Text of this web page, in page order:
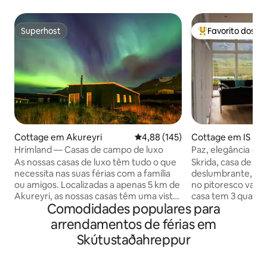
Superhost
Superhost
Cottage em Akureyri Classificação média de 4,88 em
4,88 (145)
Hrímland — Casas de campo de luxo
As nossas casas de luxo têm tudo o que
necessita nas suas férias com a família
ou amigos. Localizadas a apenas 5 km de
Akureyri, as nossas casas têm uma vista
fantástica sobre a cidade. Você tem uma
sensação de país na montanha, mas com
o conforto de ter as lojas e restaurantes
nas proximidades. As casas de campo
Favoritos dos
Favorito dos
Cottage em IS
Paz, elegância +
sua banheira de
Skrida, casa de
deslumbrante,
no pitoresco vale
casa tem 3
estar em plano
cozinha,
ar livre,
Comodidades populares para
arrendamentos de férias em
Skútustaðahreppur